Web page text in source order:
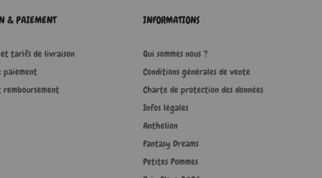
& PAIEMENT
et tarifs de livraison
paiement
remboursement
INFORMATIONS
Qui sommes nous ?
Conditions générales de vente
Charte de protection des données
Infos légales
Anthelion
Fantasy Dreams
Petites Pommes